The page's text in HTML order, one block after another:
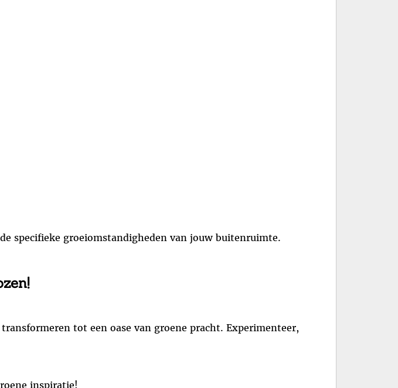
specifieke groeiomstandigheden van jouw buitenruimte.
tot een oase van groene pracht. Experimenteer,
inspiratie!